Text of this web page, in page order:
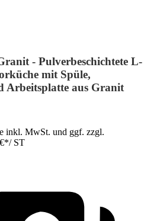
- Pulverbeschichtete L-
mit Spüle,
Arbeitsplatte aus Granit
inkl. MwSt. und ggf. zzgl.
*/ ST